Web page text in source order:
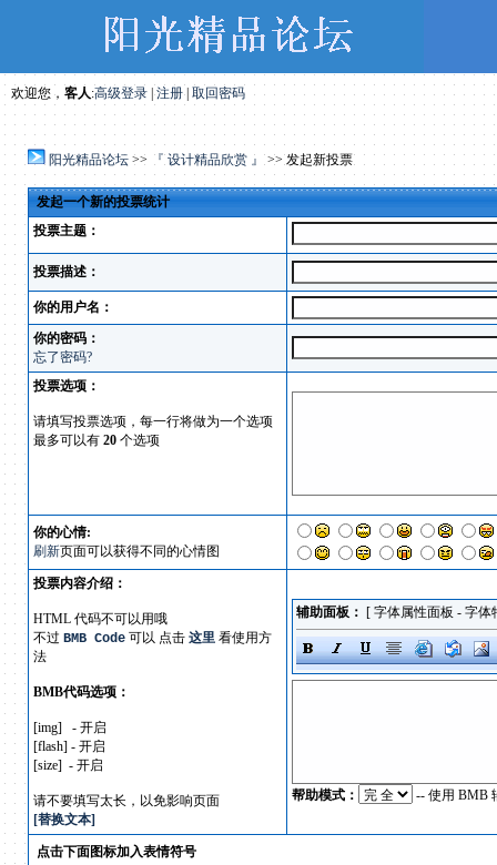
欢迎您， 客人:高级登录 |注册| 取回密码
阳光精品论坛>> 『 设计精品欣赏 』 >> 发起新投票
发起一个新的投票统计
投票主题：
投票描述：
你的用户名：
你的密码：
忘了密码?
投票选项：
请填写投票选项，每一行将做为一个选项
最多可以有 20个选项
你的心情:
刷新页面可以获得不同的心情图
投票内容介绍：
HTML 代码不可以用哦
不过 BMB Code可以 点击 这里看使用方
法
BMB代码选项：
[img] - 开启
[flash] - 开启
[size] - 开启
请不要填写太长，以免影响页面
[替换文本]
辅助面板： [ 字体属性面板 - 字体
帮助模式： -- 使用
点击下面图标加入表情符号